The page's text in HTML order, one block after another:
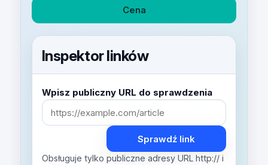
Cena
Inspektor linków
Wpisz publiczny URL do sprawdzenia
Sprawdź link
Obsługuje tylko publiczne adresy URL http:// i